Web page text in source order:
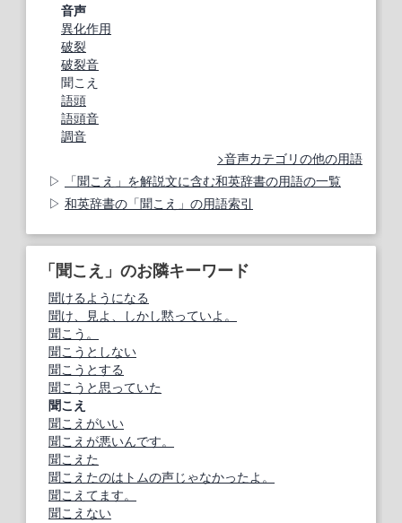
音声
異化作用
破裂
破裂音
聞こえ
語頭
語頭音
調音
音声カテゴリの他の用語
「聞こえ」を解説文に含む和英辞書の用語の一覧
和英辞書の「聞こえ」の用語索引
「聞こえ」のお隣キーワード
聞けるようになる
聞け、見よ、しかし黙っていよ。
聞こう。
聞こうとしない
聞こうとする
聞こうと思っていた
聞こえ
聞こえがいい
聞こえが悪いんです。
聞こえた
聞こえたのはトムの声じゃなかったよ。
聞こえてます。
聞こえない